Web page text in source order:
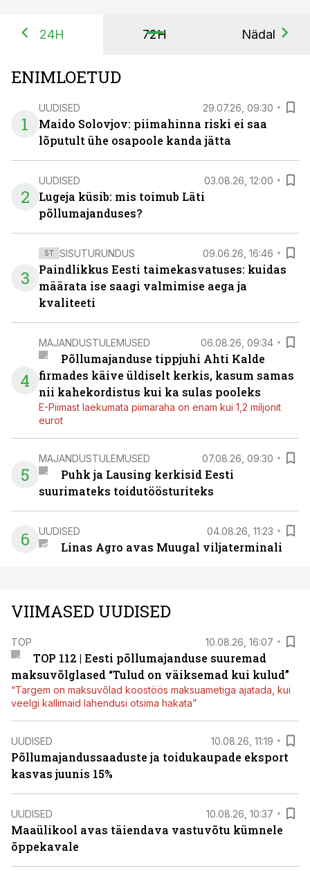
24H 72H Nädal
ENIMLOETUD
1
UUDISED 29.07.26, 09:30
Maido Solovjov: piimahinna riski ei saa
lõputult ühe osapoole kanda jätta
2
UUDISED 03.08.26, 12:00
Lugeja küsib: mis toimub Läti
põllumajanduses?
3
ST SISUTURUNDUS 09.06.26, 16:46
Paindlikkus Eesti taimekasvatuses: kuidas
määrata ise saagi valmimise aega ja
kvaliteeti
4
MAJANDUSTULEMUSED 06.08.26, 09:34
Põllumajanduse tippjuhi Ahti Kalde
firmades käive üldiselt kerkis, kasum samas
nii kahekordistus kui ka sulas pooleks
E-Piimast laekumata piimaraha on enam kui 1,2 miljonit
eurot
5
MAJANDUSTULEMUSED 07.08.26, 09:30
Puhk ja Lausing kerkisid Eesti
suurimateks toidutöösturiteks
6 UUDISED 04.08.26, 11:23
Linas Agro avas Muugal viljaterminali
VIIMASED UUDISED
TOP 10.08.26, 16:07
TOP 112 | Eesti põllumajanduse suuremad
maksuvõlglased “Tulud on väiksemad kui kulud”
“Targem on maksuvõlad koostöös maksuametiga ajatada, kui
veelgi kallimaid lahendusi otsima hakata”
UUDISED 10.08.26, 11:19
Põllumajandussaaduste ja toidukaupade eksport
kasvas juunis 15%
UUDISED 10.08.26, 10:37
Maaülikool avas täiendava vastuvõtu kümnele
õppekavale